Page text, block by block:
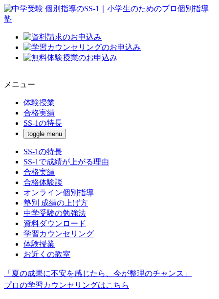
メニュー
体験授業
合格実績
SS-1の特長
toggle menu
SS-1の特長
SS-1で成績が上がる理由
合格実績
合格体験談
オンライン個別指導
塾別 成績の上げ方
中学受験の勉強法
資料ダウンロード
学習カウンセリング
体験授業
お近くの教室
「夏の成果に不安を感じたら、今が整理のチャンス」
プロの学習カウンセリングはこちら